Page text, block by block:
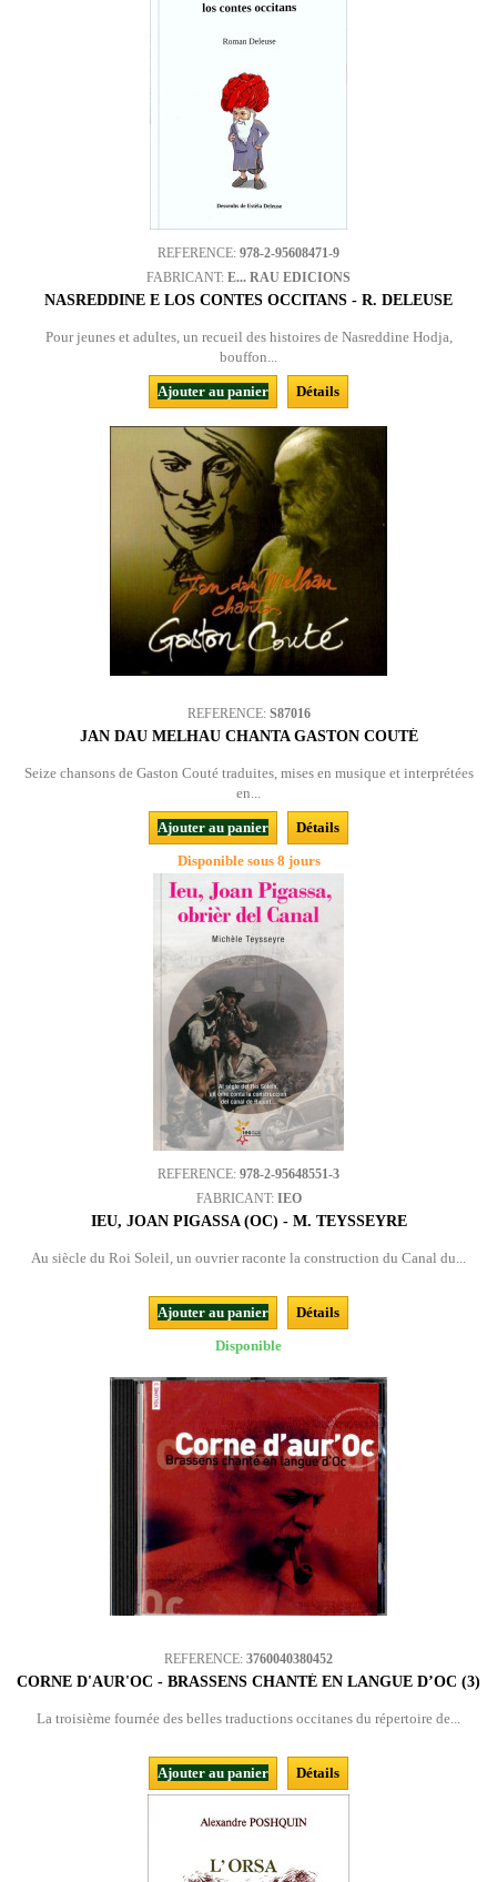
REFERENCE: 978-2-95608471-9
FABRICANT: E... RAU EDICIONS
NASREDDINE E LOS CONTES OCCITANS - R. DELEUSE
Pour jeunes et adultes, un recueil des histoires de Nasreddine Hodja,
bouffon...
Ajouter au panier Détails
REFERENCE: S87016
JAN DAU MELHAU CHANTA GASTON COUTÉ
Seize chansons de Gaston Couté traduites, mises en musique et interprétées
en...
Ajouter au panier
Détails
Disponible sous 8 jours
REFERENCE: 978-2-95648551-3
FABRICANT: IEO
IEU, JOAN PIGASSA (OC) - M. TEYSSEYRE
Au siècle du Roi Soleil, un ouvrier raconte la construction du Canal du...
Ajouter au panier
Détails
Disponible
REFERENCE: 3760040380452
CORNE D'AUR'OC - BRASSENS CHANTÉ EN LANGUE D’OC (3)
La troisième fournée des belles traductions occitanes du répertoire de...
Ajouter au panier Détails